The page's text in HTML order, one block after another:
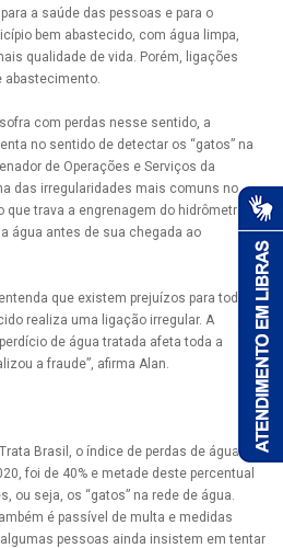
a saúde das pessoas e para o
bem abastecido, com água limpa,
qualidade de vida. Porém, ligações
com perdas nesse sentido, a
no sentido de detectar os “gatos” na
de Operações e Serviços da
das irregularidades mais comuns no
trava a engrenagem do hidrômetro.
água antes de sua chegada ao
que existem prejuízos para todos,
realiza uma ligação irregular. A
de água tratada afeta toda a
a fraude”, afirma Alan.
Brasil, o índice de perdas de água na
foi de 40% e metade deste percentual
ou seja, os “gatos” na rede de água.
é passível de multa e medidas
pessoas ainda insistem em tentar